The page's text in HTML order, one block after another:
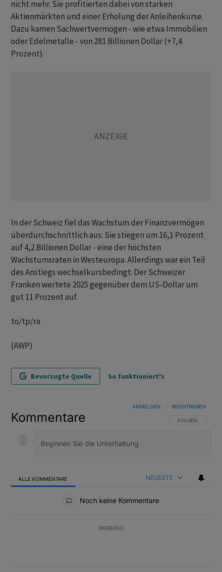
nicht mehr. Sie profitierten dabei von starken
Aktienmärkten und einer Erholung der Anleihenkurse.
Dazu kamen Sachwertvermögen - wie etwa Immobilien
oder Edelmetalle - von 281 Billionen Dollar (+7,4
Prozent).
In der Schweiz fiel das Wachstum der Finanzvermögen
überdurchschnittlich aus: Sie stiegen um 16,1 Prozent
auf 4,2 Billionen Dollar - eine der höchsten
Wachstumsraten in Westeuropa. Allerdings war ein Teil
des Anstiegs wechselkursbedingt: Der Schweizer
Franken wertete 2025 gegenüber dem US-Dollar um
gut 11 Prozent auf.
to/tp/ra
(AWP)
Bevorzugte Quelle So funktioniert's
Kommentare FOLGE DIESER
FOLGEN
ANMELDEN REGISTRIEREN
ALLE KOMMENTARE NEUESTE
Noch keine Kommentare
WERBUNG